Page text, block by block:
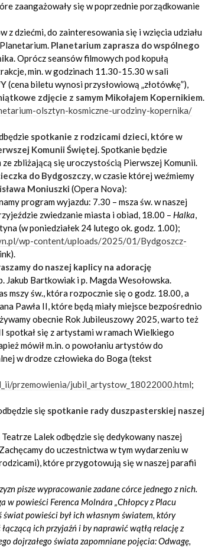
zaangażowały się w poprzednie porządkowanie
z dziećmi, do zainteresowania się i wzięcia udziału
Planetarium zaprasza do wspólnego
. Oprócz seansów filmowych pod kopułą
min. w godzinach 11.30-15.30 w sali
(cena biletu wynosi przysłowiową „złotówkę”),
zdjęcie z samym Mikołajem Kopernikiem.
olsztyn-kosmiczne-urodziny-kopernika/
spotkanie z rodzicami dzieci, które w
Komunii Świętej. Spotkanie będzie
zbliżającą się uroczystością Pierwszej Komunii.
do Bydgoszczy, w czasie której weźmiemy
Moniuszki (Opera Nova):
program wyjazdu: 7.30 – msza św. w naszej
zwiedzanie miasta i obiad, 18.00 – Halka,
(w poniedziałek 24 lutego ok. godz. 1.00);
wp-content/uploads/2025/01/Bydgoszcz-
do naszej kaplicy na adorację
Jakub Bartkowiak i p. Magda Wesołowska.
mszy św., która rozpocznie się o godz. 18.00, a
Pawła II, które będą miały miejsce bezpośrednio
obecnie Rok Jubileuszowy 2025, warto też
spotkał się z artystami w ramach Wielkiego
mówił m.in. o powołaniu artystów do
w drodze człowieka do Boga (tekst
przemowienia/jubil_artystow_18022000.html;
się spotkanie rady duszpasterskiej naszej
Lalek odbędzie się dedykowany naszej
do uczestnictwa w tym wydarzeniu w
które przygotowują się w naszej parafii
pisze wypracowanie zadane córce jednego z nich.
powieści Ferenca Molnára „Chłopcy z Placu
powieści był ich własnym światem, który
ich przyjaźń i by naprawić wątłą relację z
dojrzałego świata zapomniane pojęcia: Odwagę,